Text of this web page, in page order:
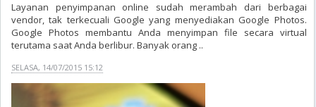
Layanan penyimpanan online sudah merambah dari berbagai
vendor, tak terkecuali Google yang menyediakan Google Photos.
Google Photos membantu Anda menyimpan file secara virtual
terutama saat Anda berlibur. Banyak orang ..
SELASA, 14/07/2015 15:12